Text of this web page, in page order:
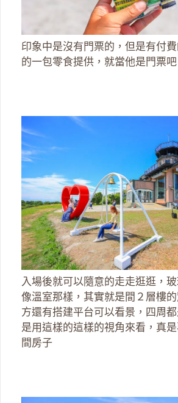
印象中是沒有門票的，但是有付
的一包零食提供，就當他是門票吧
入場後就可以隨意的走走逛逛，
像溫室那樣，其實就是間２層樓
方還有搭建平台可以看景，四周
是用這樣的這樣的視角來看，真
間房子